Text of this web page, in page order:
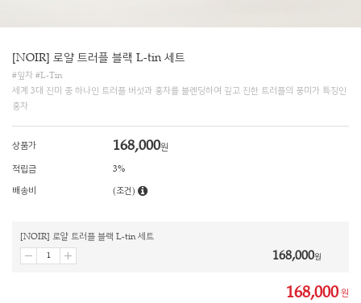
[NOIR] 로얄 트러플 블랙 L-tin 세트
#잎차 #L-Tin
세계 3대 진미 중 하나인 트러플 버섯과 홍차를 블렌딩하여 깊고 진한 트러플의 풍미가 특징인
홍차
상품가 168,000원
적립금 3%
배송비 (조건)
[NOIR] 로얄 트러플 블랙 L-tin 세트
168,000원
168,000 원